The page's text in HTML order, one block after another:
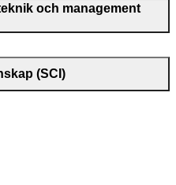
och management
(SCI)